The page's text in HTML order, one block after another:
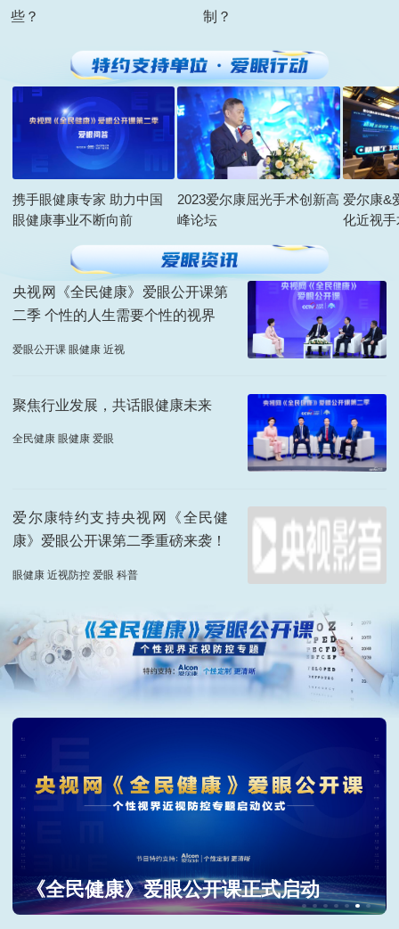
些？
制？
携手眼健康专家 助力中国
眼健康事业不断向前
2023爱尔康屈光手术创新高
峰论坛
爱尔康&
化近视
央视网《全民健康》爱眼公开课第
二季 个性的人生需要个性的视界
爱眼公开课 眼健康 近视
聚焦行业发展，共话眼健康未来
全民健康 眼健康 爱眼
爱尔康特约支持央视网《全民健
康》爱眼公开课第二季重磅来袭！
眼健康 近视防控 爱眼 科普
《全民健康》爱眼公开课上线播出